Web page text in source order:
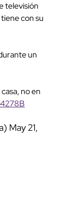
televisión
con su
un
no en
May 21,